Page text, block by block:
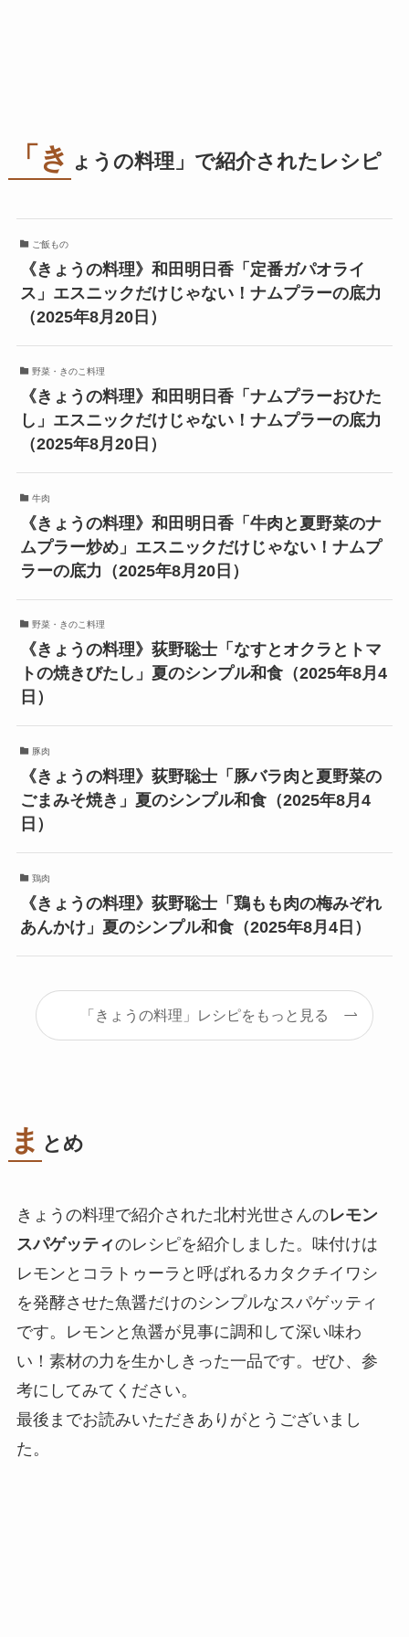
「き ょうの料理」で紹介されたレシピ
ご飯もの
《きょうの料理》和田明日香「定番ガパオライ
ス」エスニックだけじゃない！ナムプラーの底力
（2025年8月20日）
野菜・きのこ料理
《きょうの料理》和田明日香「ナムプラーおひた
し」エスニックだけじゃない！ナムプラーの底力
（2025年8月20日）
牛肉
《きょうの料理》和田明日香「牛肉と夏野菜のナ
ムプラー炒め」エスニックだけじゃない！ナムプ
ラーの底力（2025年8月20日）
野菜・きのこ料理
《きょうの料理》荻野聡士「なすとオクラとトマ
トの焼きびたし」夏のシンプル和食（2025年8月4
日）
豚肉
《きょうの料理》荻野聡士「豚バラ肉と夏野菜の
ごまみそ焼き」夏のシンプル和食（2025年8月4
日）
鶏肉
《きょうの料理》荻野聡士「鶏もも肉の梅みぞれ
あんかけ」夏のシンプル和食（2025年8月4日）
「きょうの料理」レシピをもっと見る
ま とめ
きょうの料理で紹介された北村光世さんのレモン
スパゲッティのレシピを紹介しました。味付けは
レモンとコラトゥーラと呼ばれるカタクチイワシ
を発酵させた魚醤だけのシンプルなスパゲッティ
です。レモンと魚醤が見事に調和して深い味わ
い！素材の力を生かしきった一品です。ぜひ、参
考にしてみてください。
最後までお読みいただきありがとうございまし
た。